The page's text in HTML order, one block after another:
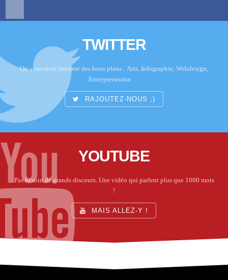
TWITTER
On vous tient informé des bons plans : Arts, Infographie, Webdesign,
Entrepreneuriat …
RAJOUTEZ-NOUS ;)
YOUTUBE
Pas besoin de grands discours. Une vidéo qui parlent plus que 1000 mots
!
MAIS ALLEZ-Y !